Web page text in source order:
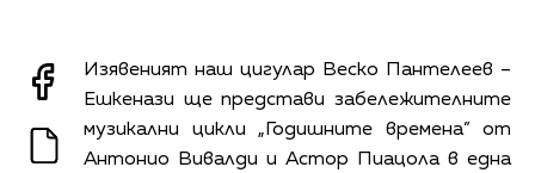
Изявеният наш цигулар Веско Пантелеев –
Ешкенази ще представи забележителните
музикални цикли „Годишните времена” от
Антонио Вивалди и Астор Пиацола в една